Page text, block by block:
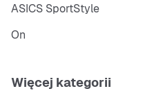
ASICS SportStyle
On
Więcej kategorii